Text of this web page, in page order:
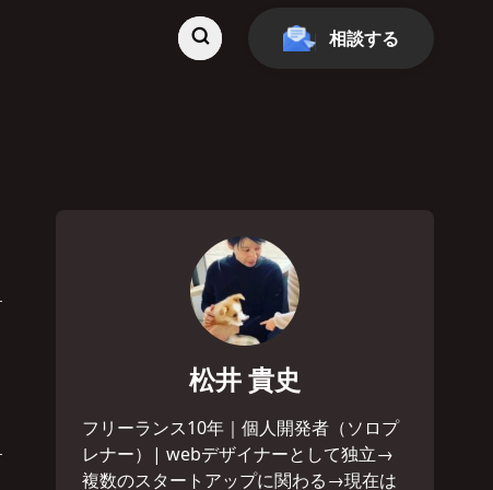
相談する
松井 貴史
フリーランス10年｜個人開発者（ソロプ
レナー）| webデザイナーとして独立→
複数のスタートアップに関わる→現在は